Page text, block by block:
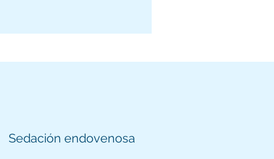
Sedación endovenosa